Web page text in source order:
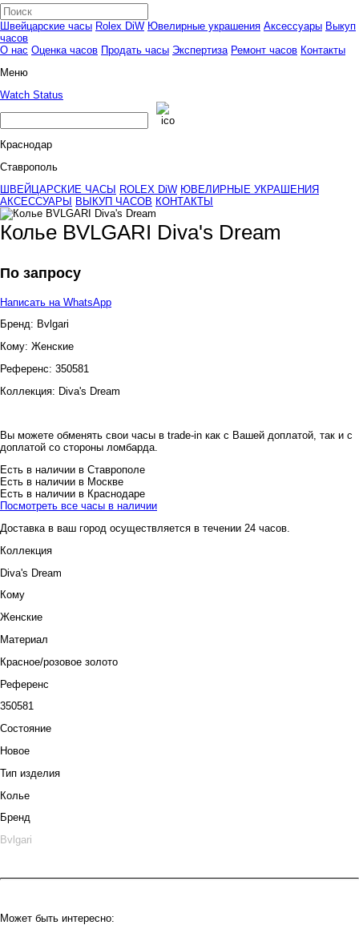
Швейцарские часы Rolex DiW Ювелирные украшения Аксессуары Выкуп
часов
О нас Оценка часов Продать часы Экспертиза Ремонт часов Контакты
Меню
Watch Status
Краснодар
Ставрополь
ШВЕЙЦАРСКИЕ ЧАСЫ
ROLEX DiW ЮВЕЛИРНЫЕ УКРАШЕНИЯ
АКСЕССУАРЫ
ВЫКУП ЧАСОВ КОНТАКТЫ
Колье BVLGARI Diva's Dream
По запросу
Написать на WhatsApp
Бренд: Bvlgari
Кому: Женские
Референс: 350581
Коллекция: Diva's Dream
Вы можете обменять свои часы в trade-in как с Вашей доплатой, так и с
доплатой со стороны ломбарда.
Есть в наличии в Ставрополе
Есть в наличии в Москве
Есть в наличии в Краснодаре
Посмотреть все часы в наличии
Доставка в ваш город осуществляется в течении 24 часов.
Коллекция
Diva's Dream
Кому
Женские
Материал
Красное/розовое золото
Референс
350581
Состояние
Новое
Тип изделия
Колье
Бренд
Bvlgari
Может быть интересно: